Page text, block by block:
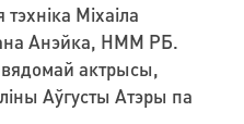
Міхаіла
Анэйка, НММ РБ.
вядомай актрысы,
Аўгусты Атэры па